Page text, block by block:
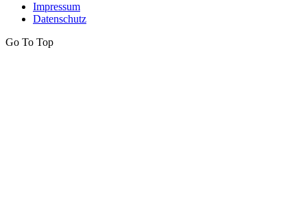
Impressum
Datenschutz
Go To Top